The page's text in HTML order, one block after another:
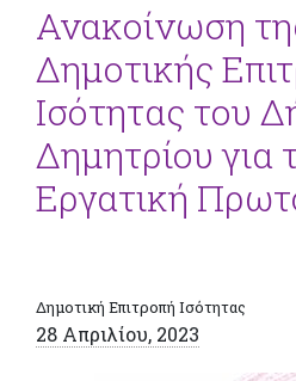
Ανακοίνωση
Δημοτικής
Ισότητας του
Δημητρίου για
Εργατική
Δημοτική Επιτροπή Ισότητας
28 Απριλίου, 2023